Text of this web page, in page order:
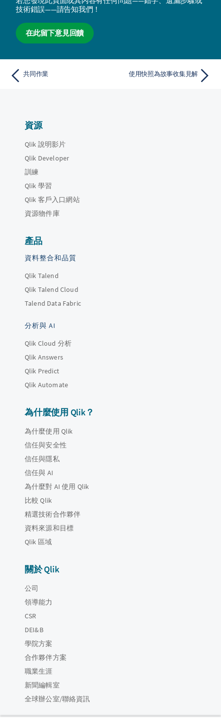
技術錯誤——請告知我們！
在此留下意見回饋
共同作業 使用快照為故事收集見解
資源
Qlik 說明影片
Qlik Developer
訓練
Qlik 學習
Qlik 客戶入口網站
資源物件庫
產品
資料整合和品質
Qlik Talend
Qlik Talend Cloud
Talend Data Fabric
分析與 AI
Qlik Cloud 分析
Qlik Answers
Qlik Predict
Qlik Automate
為什麼使用 Qlik？
為什麼使用 Qlik
信任與安全性
信任與隱私
信任與 AI
為什麼對 AI 使用 Qlik
比較 Qlik
精選技術合作夥伴
資料來源和目標
Qlik 區域
關於 Qlik
公司
領導能力
CSR
DEI&B
學院方案
合作夥伴方案
職業生涯
新聞編輯室
全球辦公室/聯絡資訊